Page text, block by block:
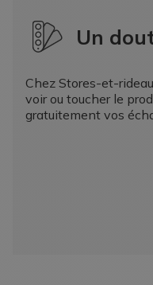
Un
Chez Stores-et-
voir ou toucher le
gratuitement vos